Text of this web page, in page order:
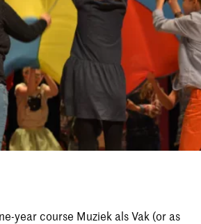
year course Muziek als Vak (or as